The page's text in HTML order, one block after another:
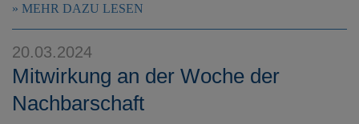
MEHR DAZU LESEN
20.03.2024
Mitwirkung an der Woche der
Nachbarschaft